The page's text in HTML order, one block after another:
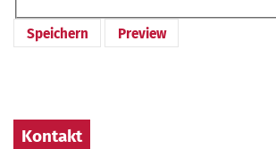
Kontakt